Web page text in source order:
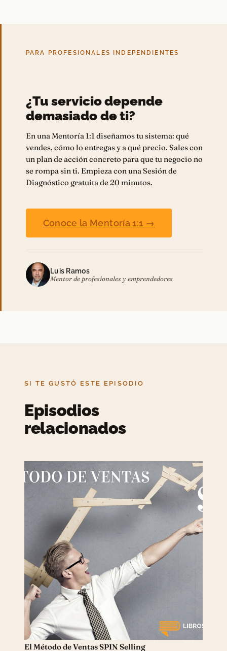
PARA PROFESIONALES INDEPENDIENTES
¿Tu servicio depende
demasiado de ti?
En una Mentoría 1:1 diseñamos tu sistema: qué
vendes, cómo lo entregas y a qué precio. Sales con
un plan de acción concreto para que tu negocio no
se rompa sin ti. Empieza con una Sesión de
Diagnóstico gratuita de 20 minutos.
Conoce la Mentoría 1:1 →
Luis Ramos
Mentor de profesionales y emprendedores
SI TE GUSTÓ ESTE EPISODIO
Episodios
relacionados
El Método de Ventas SPIN Selling